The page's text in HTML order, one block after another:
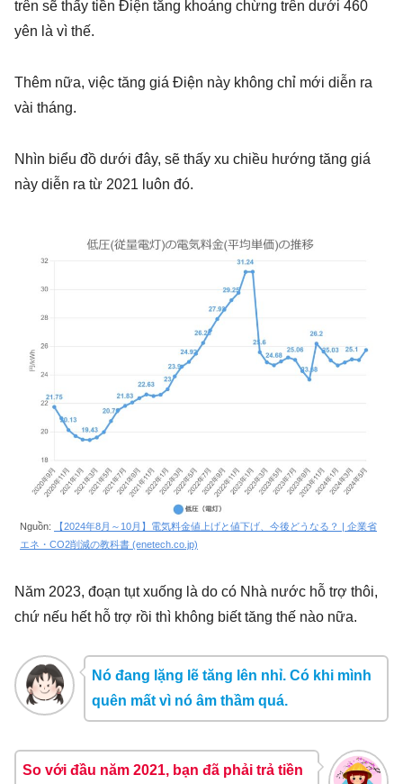
trên sẽ thấy tiền Điện tăng khoảng chừng trên dưới 460
yên là vì thế.
Thêm nữa, việc tăng giá Điện này không chỉ mới diễn ra
vài tháng.
Nhìn biểu đồ dưới đây, sẽ thấy xu chiều hướng tăng giá
này diễn ra từ 2021 luôn đó.
Nguồn:
【2024年8月～10月】電気料金値上げと値下げ、今後どうなる？ | 企業省
エネ・CO2削減の教科書 (enetech.co.jp)
Năm 2023, đoạn tụt xuống là do có Nhà nước hỗ trợ thôi,
chứ nếu hết hỗ trợ rồi thì không biết tăng thế nào nữa.
Nó đang lặng lẽ tăng lên nhỉ. Có khi mình
quên mất vì nó âm thầm quá.
So với đầu năm 2021, bạn đã phải trả tiền